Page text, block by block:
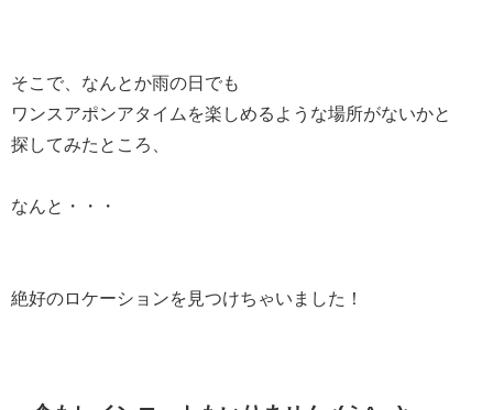
そこで、なんとか雨の日でも
ワンスアポンアタイムを楽しめるような場所がないかと
探してみたところ、
なんと・・・
絶好のロケーションを見つけちゃいました！